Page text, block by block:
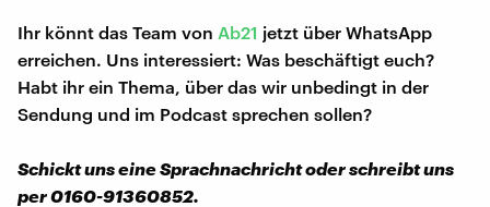
Ihr könnt das Team von Ab21 jetzt über WhatsApp
erreichen. Uns interessiert: Was beschäftigt euch?
Habt ihr ein Thema, über das wir unbedingt in der
Sendung und im Podcast sprechen sollen?
Schickt uns eine Sprachnachricht oder schreibt uns
per 0160-91360852.